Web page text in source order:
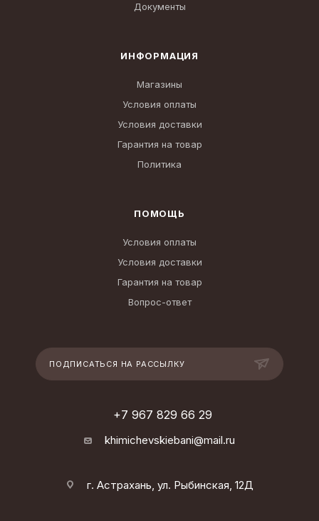
Документы
ИНФОРМАЦИЯ
Магазины
Условия оплаты
Условия доставки
Гарантия на товар
Политика
ПОМОЩЬ
Условия оплаты
Условия доставки
Гарантия на товар
Вопрос-ответ
ПОДПИСАТЬСЯ НА РАССЫЛКУ
+7 967 829 66 29
khimichevskiebani@mail.ru
г. Астрахань, ул. Рыбинская, 12Д